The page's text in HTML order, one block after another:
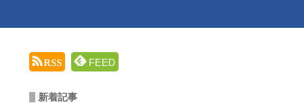
RSS FEED
新着記事